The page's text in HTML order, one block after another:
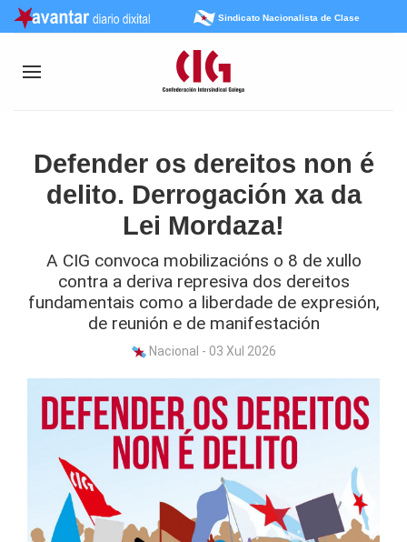
Sindicato Nacionalista de Clase
Defender os dereitos non é
delito. Derrogación xa da
Lei Mordaza!
A CIG convoca mobilizacións o 8 de xullo
contra a deriva represiva dos dereitos
fundamentais como a liberdade de expresión,
de reunión e de manifestación
Nacional - 03 Xul 2026